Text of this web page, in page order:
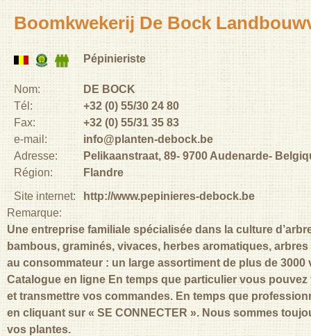
Boomkwekerij De Bock
Pépinieriste
Nom:
DE BOCK
Tél:
+32 (0) 55/30 24 80
Fax:
+32 (0) 55/31 35 83
e-mail:
info@planten-debock.be
Adresse:
Pelikaanstraat, 89 9700 Audenarde
Région:
Flandre
Site internet:
http://www.pepinieres-debock.be
Remarque:
Une entreprise familiale spécialisée dans la culture
bambous, graminés, vivaces, herbes aromatiques,
au consommateur : un large assortiment de plus de
Catalogue en ligne En temps que particulier vous
et transmettre vos commandes. En temps que
en cliquant sur « SE CONNECTER ». Nous sommes
vos plantes.